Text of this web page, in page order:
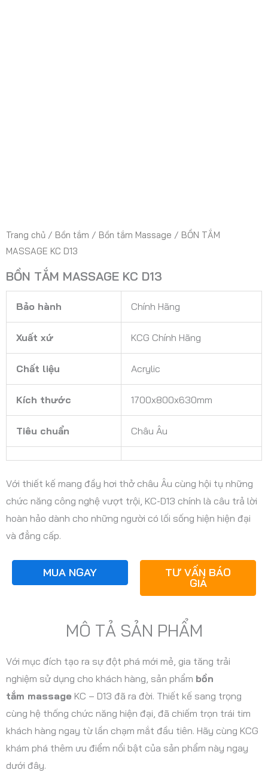
Trang chủ / Bồn tắm / Bồn tắm Massage / BỒN TẮM
MASSAGE KC D13
BỒN TẮM MASSAGE KC D13
Bảo hành Chính Hãng
Xuất xứ KCG Chính Hãng
Chất liệu Acrylic
Kích thước 1700x800x630mm
Tiêu chuẩn Châu Âu
Với thiết kế mang đầy hơi thở châu Âu cùng hội tụ những
chức năng công nghệ vượt trội, KC-D13 chính là câu trả lời
hoàn hảo dành cho những người có lối sống hiện hiện đại
và đẳng cấp.
MUA NGAY TƯ VẤN BÁO
GIÁ
MÔ TẢ SẢN PHẨM
Với mục đích tạo ra sự đột phá mới mẻ, gia tăng trải
nghiệm sử dụng cho khách hàng, sản phẩm bồn
tắm massage KC – D13 đã ra đời. Thiết kế sang trọng
cùng hệ thống chức năng hiện đại, đã chiếm trọn trái tim
khách hàng ngay từ lần chạm mắt đầu tiên. Hãy cùng KCG
khám phá thêm ưu điểm nổi bật của sản phẩm này ngay
dưới đây.